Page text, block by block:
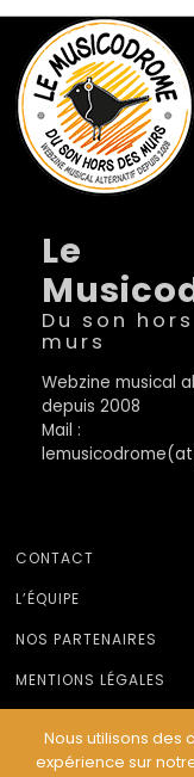
Le
Du son
murs
Webzine musical
depuis 2008
Mail :
CONTACT
L’ÉQUIPE
NOS PARTENAIRES
MENTIONS LÉGALES
Nous utilisons des
expérience sur